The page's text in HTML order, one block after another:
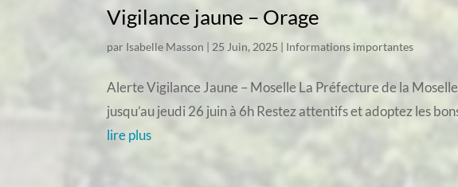
Vigilance jaune – Orage
par Isabelle Masson | 25 Juin, 2025 | Informations importantes
Alerte Vigilance Jaune – Moselle La Préfecture de la
jusqu’au jeudi 26 juin à 6h Restez attentifs et adoptez les
lire plus